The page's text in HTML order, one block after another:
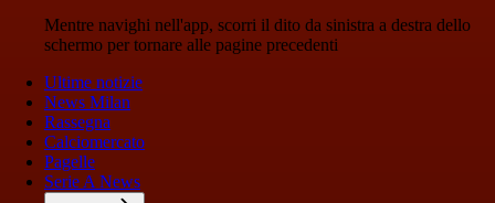
Mentre navighi nell'app, scorri il dito da sinistra a destra dello
schermo per tornare alle pagine precedenti
Ultime notizie
News Milan
Rassegna
Calciomercato
Pagelle
Serie A News